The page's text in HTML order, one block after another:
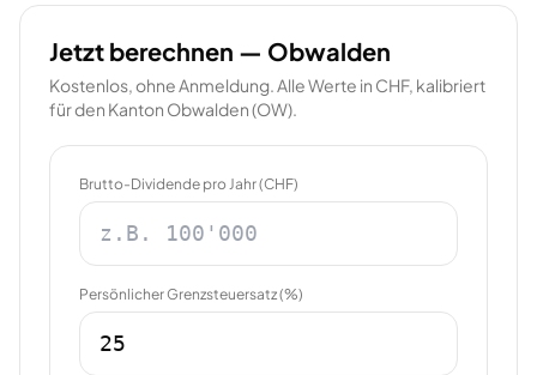
Jetzt berechnen — Obwalden
Kostenlos, ohne Anmeldung. Alle Werte in CHF, kalibriert
für den Kanton Obwalden(OW).
Brutto-Dividende pro Jahr (CHF)
Persönlicher Grenzsteuersatz (%)